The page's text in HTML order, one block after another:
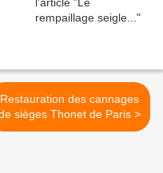
Restauration des cannages
de sièges Thonet de Paris >